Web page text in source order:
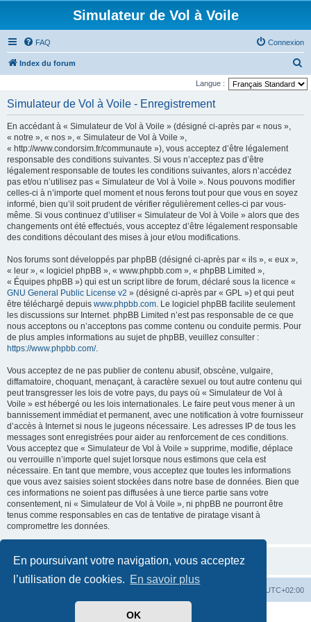
En poursuivant votre navigation, vous acceptez
l’utilisation de cookies. En savoir plus
OK
Simulateur de Vol à Voile
FAQ Connexion
Index du forum
e
Langue :
Simulateur de Vol à Voile - Enregistrement
En accédant à « Simulateur de Vol à Voile » (désigné ci-après par « nous »,
« notre », « nos », « Simulateur de Vol à Voile »,
« http://www.condorsim.fr/communaute »), vous acceptez d’être légalement
responsable des conditions suivantes. Si vous n’acceptez pas d’être
légalement responsable de toutes les conditions suivantes, alors n’accédez
pas et/ou n’utilisez pas « Simulateur de Vol à Voile ». Nous pouvons modifier
celles-ci à n’importe quel moment et nous ferons tout pour que vous en soyez
informé, bien qu’il soit prudent de vérifier régulièrement celles-ci par vous-
même. Si vous continuez d’utiliser « Simulateur de Vol à Voile » alors que des
changements ont été effectués, vous acceptez d’être légalement responsable
des conditions découlant des mises à jour et/ou modifications.
Nos forums sont développés par phpBB (désigné ci-après par « ils », « eux »,
« leur », « logiciel phpBB », « www.phpbb.com », « phpBB Limited »,
« Équipes phpBB ») qui est un script libre de forum, déclaré sous la licence «
GNU General Public License v2 » (désigné ci-après par « GPL ») et qui peut
être téléchargé depuis www.phpbb.com. Le logiciel phpBB facilite seulement
les discussions sur Internet. phpBB Limited n’est pas responsable de ce que
nous acceptons ou n’acceptons pas comme contenu ou conduite permis. Pour
de plus amples informations au sujet de phpBB, veuillez consulter :
https://www.phpbb.com/.
Vous acceptez de ne pas publier de contenu abusif, obscène, vulgaire,
diffamatoire, choquant, menaçant, à caractère sexuel ou tout autre contenu qui
peut transgresser les lois de votre pays, du pays où « Simulateur de Vol à
Voile » est hébergé ou les lois internationales. Le faire peut vous mener à un
bannissement immédiat et permanent, avec une notification à votre fournisseur
d’accès à Internet si nous le jugeons nécessaire. Les adresses IP de tous les
messages sont enregistrées pour aider au renforcement de ces conditions.
Vous acceptez que « Simulateur de Vol à Voile » supprime, modifie, déplace
ou verrouille n’importe quel sujet lorsque nous estimons que cela est
nécessaire. En tant que membre, vous acceptez que toutes les informations
que vous avez saisies soient stockées dans notre base de données. Bien que
ces informations ne soient pas diffusées à une tierce partie sans votre
consentement, ni « Simulateur de Vol à Voile », ni phpBB ne pourront être
tenus comme responsables en cas de tentative de piratage visant à
compromettre les données.
UTC+02:00
phpBB ® Forum Software © phpBB Limited